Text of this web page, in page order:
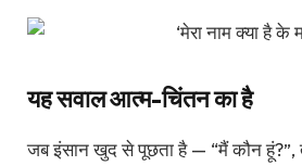
यह सवाल आत्म-चिंतन का है
जब इंसान खुद से पूछता है — “मैं कौन हूं?”,